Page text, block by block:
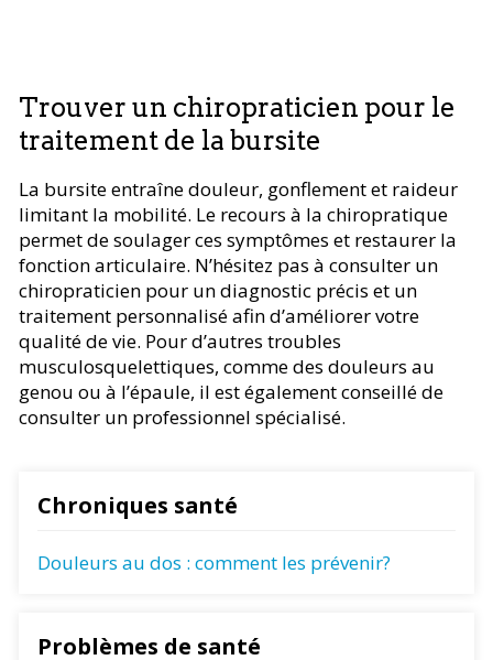
Trouver un chiropraticien pour le
traitement de la bursite
La bursite entraîne douleur, gonflement et raideur
limitant la mobilité. Le recours à la chiropratique
permet de soulager ces symptômes et restaurer la
fonction articulaire. N’hésitez pas à consulter un
chiropraticien pour un diagnostic précis et un
traitement personnalisé afin d’améliorer votre
qualité de vie. Pour d’autres troubles
musculosquelettiques, comme des douleurs au
genou ou à l’épaule, il est également conseillé de
consulter un professionnel spécialisé.
Chroniques santé
Douleurs au dos : comment les prévenir?
Problèmes de santé